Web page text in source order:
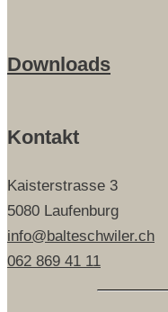
Downloads
Kontakt
Kaisterstrasse 3
5080 Laufenburg
info@balteschwiler.ch
062 869 41 11